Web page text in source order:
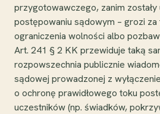
przygotowawczego, zanim zostały
postępowaniu sądowym – grozi
ograniczenia wolności albo
Art. 241 § 2 KK przewiduje taką
rozpowszechnia publicznie
sądowej prowadzonej z
o ochronę prawidłowego toku
uczestników (np. świadków,